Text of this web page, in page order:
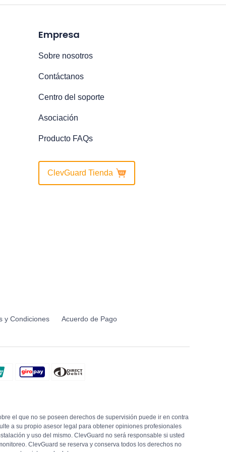
Empresa
Sobre nosotros
Contáctanos
Centro del soporte
Asociación
Producto FAQs
ClevGuard Tienda
y Condiciones Acuerdo de Pago
el que no se poseen derechos de supervisión puede ir en contra
a su propio asesor legal para obtener opiniones profesionales
y uso del mismo. ClevGuard no será responsable si usted
ClevGuard se reserva y conserva todos los derechos no